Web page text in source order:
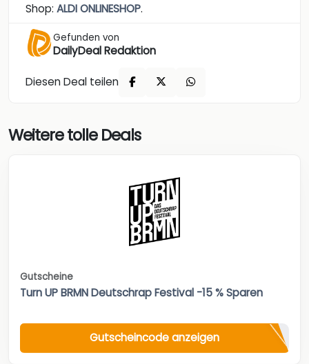
Shop: ALDI ONLINESHOP.
Gefunden von
DailyDeal Redaktion
Diesen Deal teilen
Weitere tolle Deals
Gutscheine
Turn UP BRMN Deutschrap Festival -15 % Sparen
Gutscheincode anzeigen